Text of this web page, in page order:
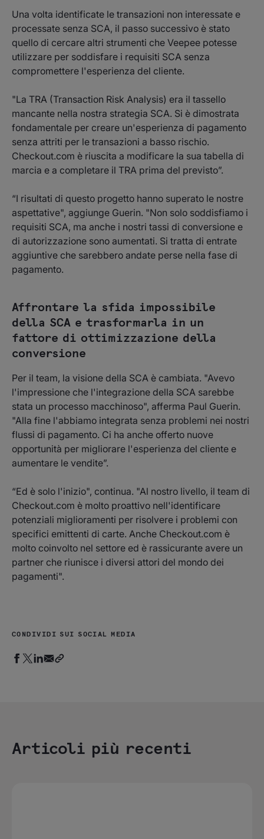
Una volta identificate le transazioni non interessate e
processate senza SCA, il passo successivo è stato
quello di cercare altri strumenti che Veepee potesse
utilizzare per soddisfare i requisiti SCA senza
compromettere l'esperienza del cliente.
"La TRA (Transaction Risk Analysis) era il tassello
mancante nella nostra strategia SCA. Si è dimostrata
fondamentale per creare un'esperienza di pagamento
senza attriti per le transazioni a basso rischio.
Checkout.com è riuscita a modificare la sua tabella di
marcia e a completare il TRA prima del previsto”.
“I risultati di questo progetto hanno superato le nostre
aspettative", aggiunge Guerin. "Non solo soddisfiamo i
requisiti SCA, ma anche i nostri tassi di conversione e
di autorizzazione sono aumentati. Si tratta di entrate
aggiuntive che sarebbero andate perse nella fase di
pagamento.
Affrontare la sfida impossibile
della SCA e trasformarla in un
fattore di ottimizzazione della
conversione
Per il team, la visione della SCA è cambiata. "Avevo
l'impressione che l'integrazione della SCA sarebbe
stata un processo macchinoso", afferma Paul Guerin.
"Alla fine l'abbiamo integrata senza problemi nei nostri
flussi di pagamento. Ci ha anche offerto nuove
opportunità per migliorare l'esperienza del cliente e
aumentare le vendite”.
“Ed è solo l'inizio", continua. "Al nostro livello, il team di
Checkout.com è molto proattivo nell'identificare
potenziali miglioramenti per risolvere i problemi con
specifici emittenti di carte. Anche Checkout.com è
molto coinvolto nel settore ed è rassicurante avere un
partner che riunisce i diversi attori del mondo dei
pagamenti".
CONDIVIDI SUI SOCIAL MEDIA
Articoli più recenti